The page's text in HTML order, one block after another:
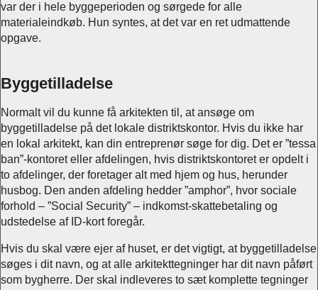
var der i hele byggeperioden og sørgede for alle
materialeindkøb. Hun syntes, at det var en ret udmattende
opgave.
Byggetilladelse
Normalt vil du kunne få arkitekten til, at ansøge om
byggetilladelse på det lokale distriktskontor. Hvis du ikke har
en lokal arkitekt, kan din entreprenør søge for dig. Det er ”tessa
ban”-kontoret eller afdelingen, hvis distriktskontoret er opdelt i
to afdelinger, der foretager alt med hjem og hus, herunder
husbog. Den anden afdeling hedder ”amphor”, hvor sociale
forhold – ”Social Security” – indkomst-skattebetaling og
udstedelse af ID-kort foregår.
Hvis du skal være ejer af huset, er det vigtigt, at byggetilladelse
søges i dit navn, og at alle arkitekttegninger har dit navn påført
som bygherre. Der skal indleveres to sæt komplette tegninger